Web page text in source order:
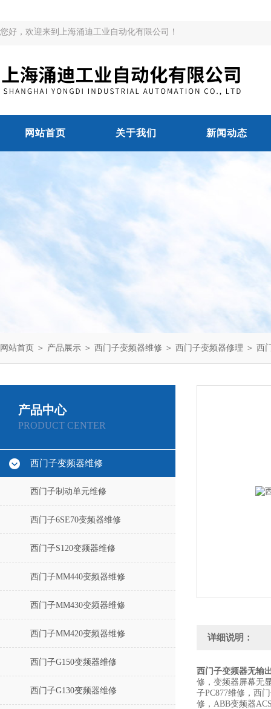
您好，欢迎来到上海涌迪工业自动化有限公司！
网站首页 关于我们 新闻动态
网站首页 ＞ 产品展示 ＞ 西门子变频器维修 ＞ 西门子变频器修理 ＞ 西
产品中心
PRODUCT CENTER
西门子变频器维修
西门子制动单元维修
西门子6SE70变频器维修
西门子S120变频器维修
西门子MM440变频器维修
西门子MM430变频器维修
西门子MM420变频器维修
西门子G150变频器维修
西门子G130变频器维修
详细说明：
西门子变频器无输
修，变频器屏幕无
子PC877维修，西
修，ABB变频器